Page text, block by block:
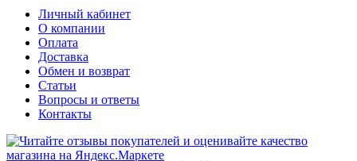
Личный кабинет
О компании
Оплата
Доставка
Обмен и возврат
Статьи
Вопросы и ответы
Контакты